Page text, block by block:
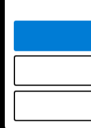
Cerveau et
Neurones
Perte de